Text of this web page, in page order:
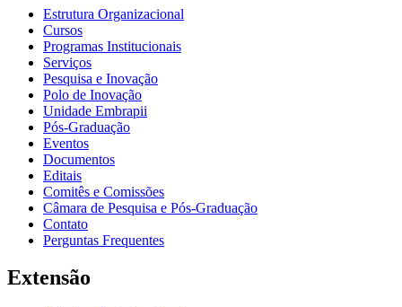
Estrutura Organizacional
Cursos
Programas Institucionais
Serviços
Pesquisa e Inovação
Polo de Inovação
Unidade Embrapii
Pós-Graduação
Eventos
Documentos
Editais
Comitês e Comissões
Câmara de Pesquisa e Pós-Graduação
Contato
Perguntas Frequentes
Extensão